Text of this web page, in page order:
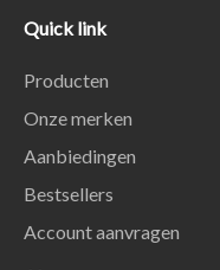
Quick link
Producten
Onze merken
Aanbiedingen
Bestsellers
Account aanvragen